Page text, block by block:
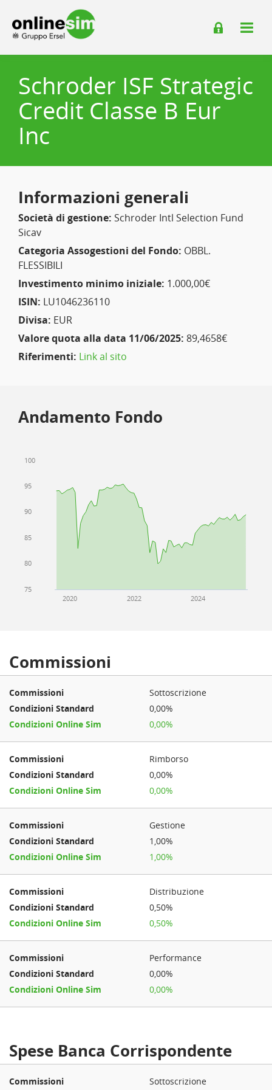
Schroder ISF Strategic
Credit Classe B Eur
Inc
Informazioni generali
Società di gestione: Schroder Intl Selection Fund
Sicav
Categoria Assogestioni del Fondo: OBBL.
FLESSIBILI
Investimento minimo iniziale: 1.000,00€
ISIN: LU1046236110
Divisa: EUR
Valore quota alla data 11/06/2025: 89,4658€
Riferimenti: Link al sito
Andamento Fondo
2020 2022 2024
75
80
85
90
95
100
Commissioni
Sottoscrizione
0,00%
0,00%
Rimborso
0,00%
0,00%
Gestione
1,00%
1,00%
Distribuzione
0,50%
0,50%
Performance
0,00%
0,00%
Spese Banca Corrispondente
Sottoscrizione